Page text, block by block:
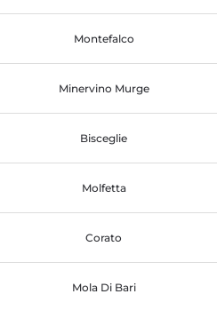
Montefalco
Minervino Murge
Bisceglie
Molfetta
Corato
Mola Di Bari